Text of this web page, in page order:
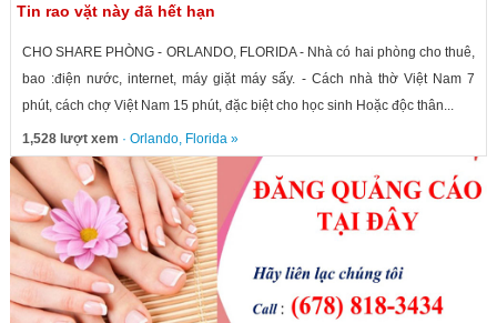
Tin rao vặt này đã hết hạn
CHO SHARE PHÒNG - ORLANDO, FLORIDA - Nhà có hai phòng cho thuê,
bao :điện nước, internet, máy giặt máy sấy. - Cách nhà thờ Việt Nam 7
phút, cách chợ Việt Nam 15 phút, đặc biệt cho học sinh Hoặc độc thân...
1,528 lượt xem · Orlando, Florida»